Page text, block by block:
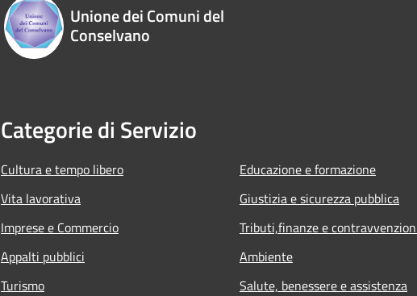
Unione dei Comuni del
Conselvano
Categorie di Servizio
Cultura e tempo libero
Vita lavorativa
Imprese e Commercio
Appalti pubblici
Turismo
Educazione e formazione
Giustizia e sicurezza pubblica
Tributi,finanze e
Ambiente
Salute, benessere e assistenza